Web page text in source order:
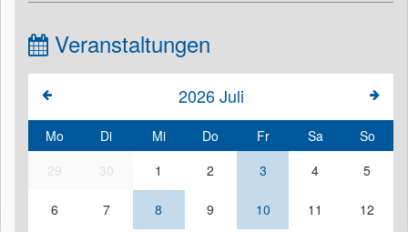
Veranstaltungen
2026 Juli
Mo Di Mi Do Fr Sa
So
29
30 1 2 3 4 5
6 7 8 9 10 11 12